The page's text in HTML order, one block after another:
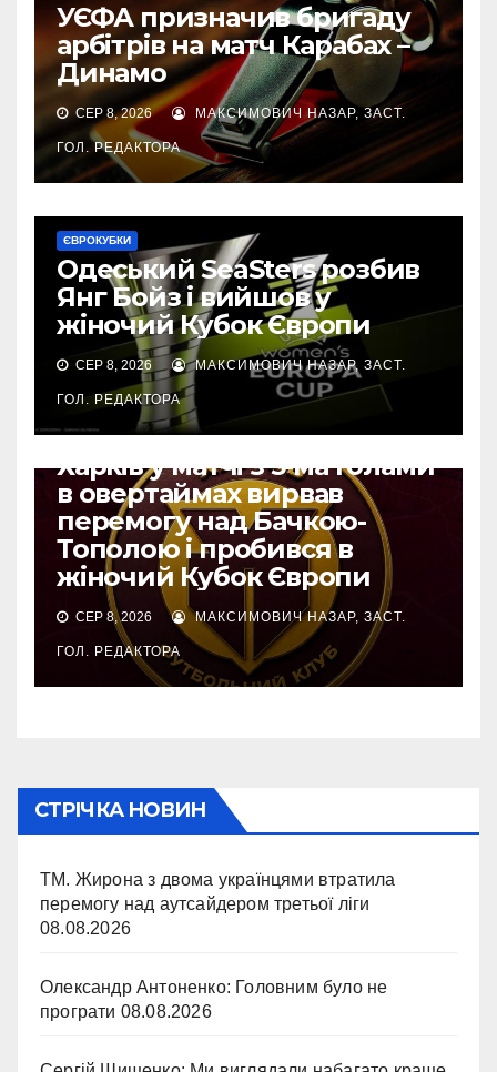
УЄФА призначив бригаду
арбітрів на матч Карабах –
Динамо
СЕР 8, 2026 МАКСИМОВИЧ НАЗАР, ЗАСТ.
ГОЛ. РЕДАКТОРА
ЄВРОКУБКИ
Одеський SeaSters розбив
Янг Бойз і вийшов у
жіночий Кубок Європи
СЕР 8, 2026 МАКСИМОВИЧ НАЗАР, ЗАСТ.
ГОЛ. РЕДАКТОРА
ЄВРОКУБКИ
Харків у матчі з 5-ма голами
в овертаймах вирвав
перемогу над Бачкою-
Тополою і пробився в
жіночий Кубок Європи
СЕР 8, 2026 МАКСИМОВИЧ НАЗАР, ЗАСТ.
ГОЛ. РЕДАКТОРА
СТРІЧКА НОВИН
ТМ. Жирона з двома українцями втратила
перемогу над аутсайдером третьої ліги
08.08.2026
Олександр Антоненко: Головним було не
програти 08.08.2026